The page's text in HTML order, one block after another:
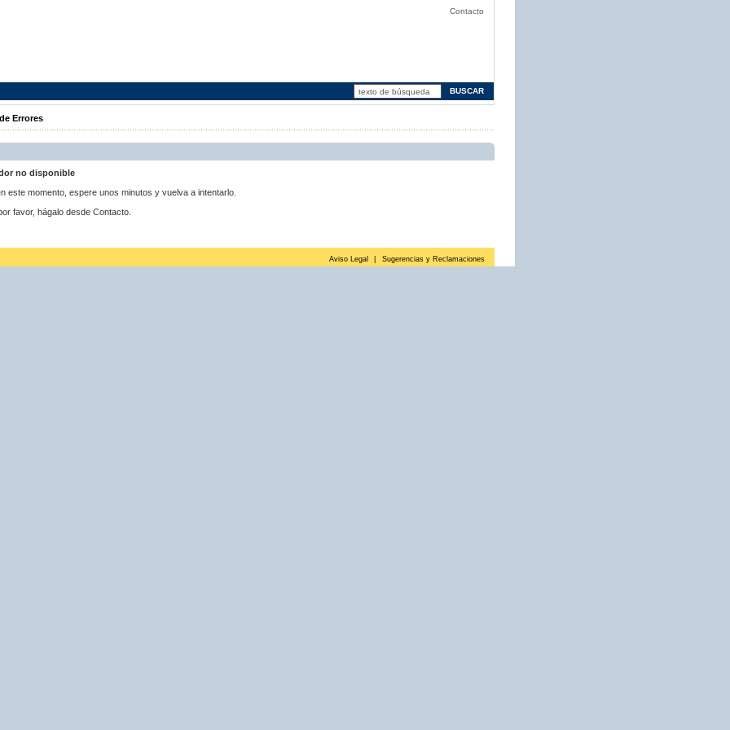
Contacto
Errores
no disponible
este momento, espere unos minutos y vuelva a intentarlo.
favor, hágalo desde Contacto.
Aviso Legal Sugerencias y Reclamaciones